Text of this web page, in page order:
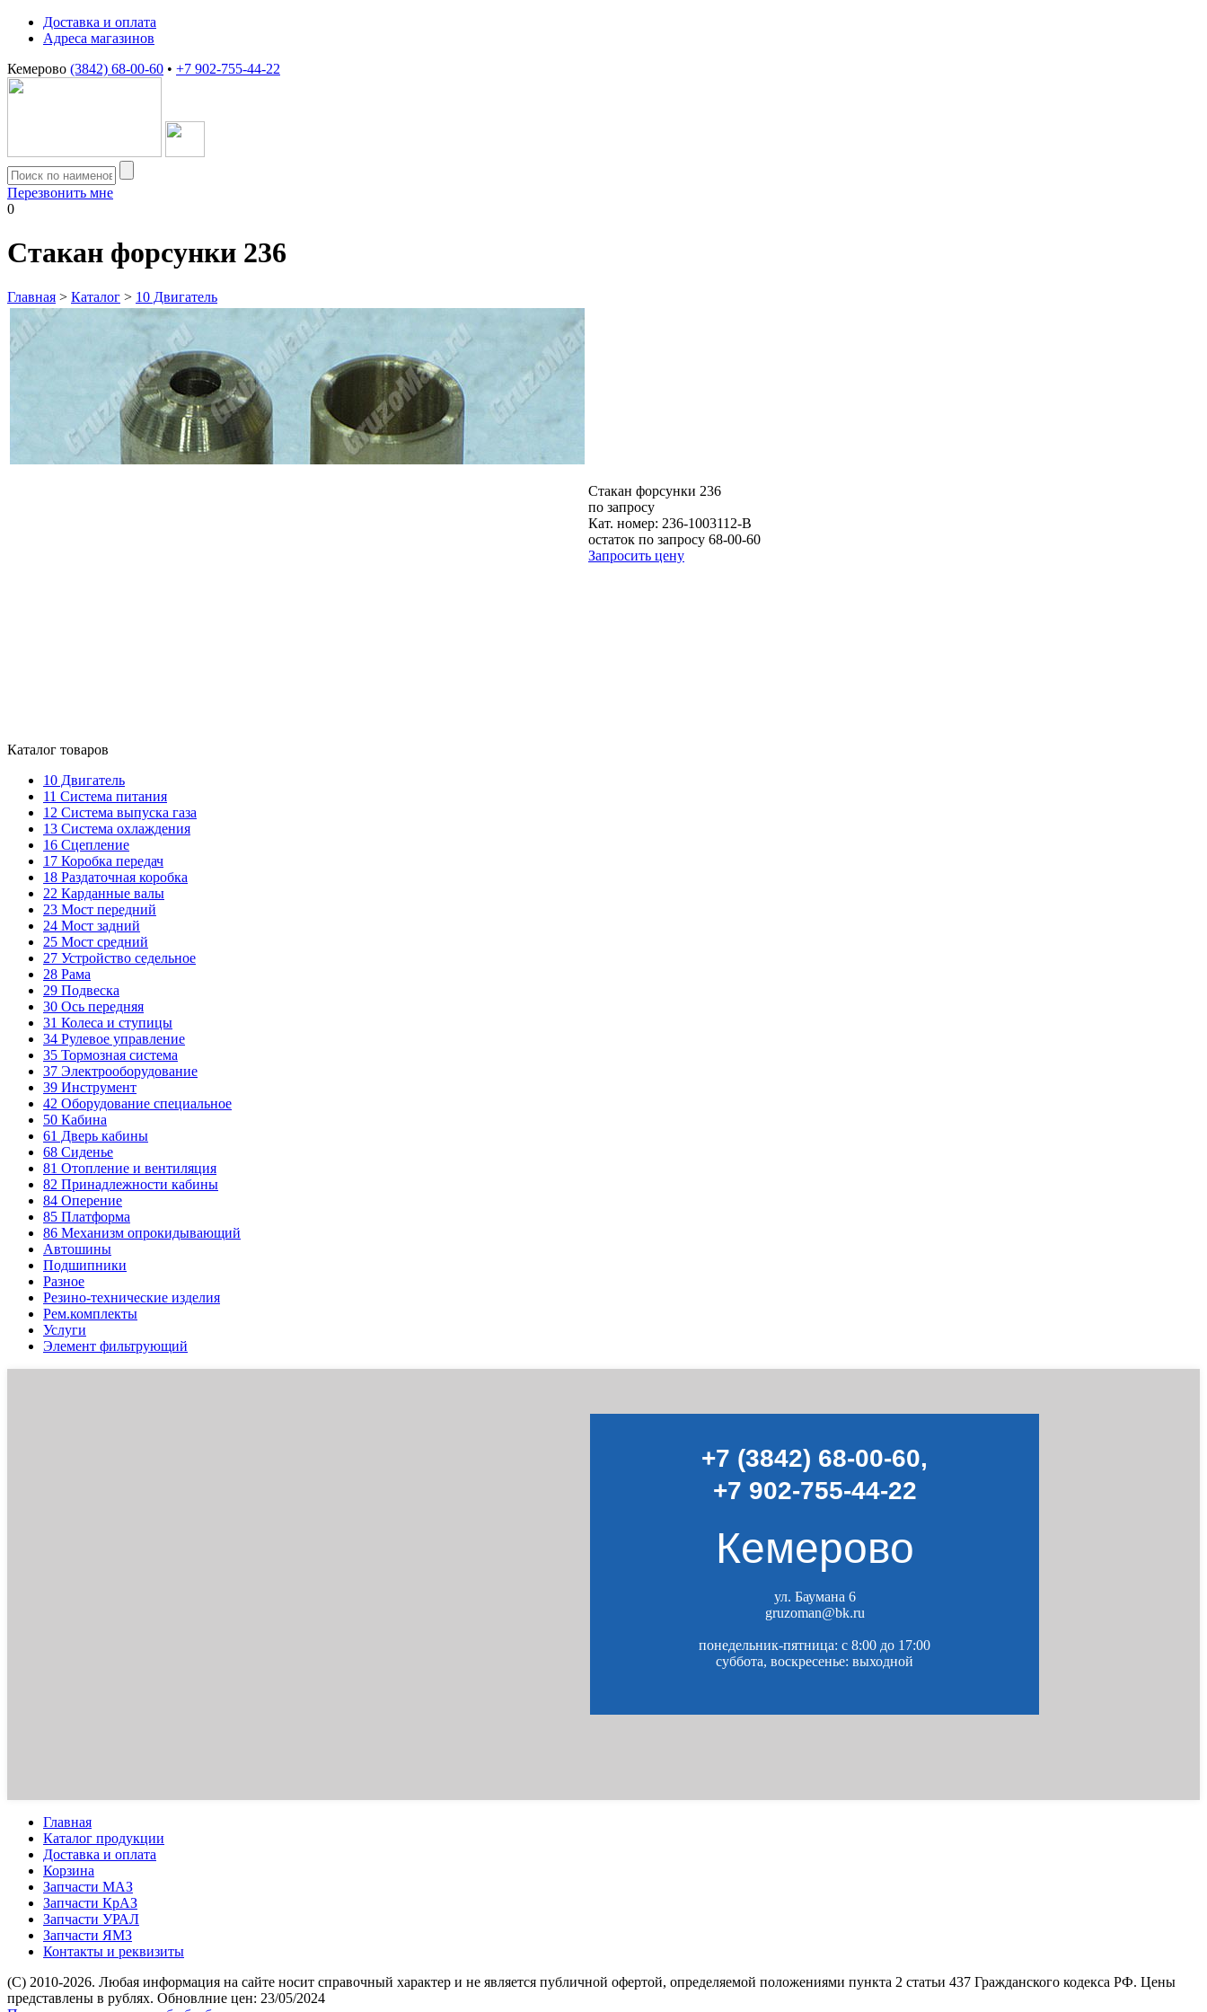
Доставка и оплата
Адреса магазинов
Кемерово (3842) 68-00-60 • +7 902-755-44-22
Перезвонить мне
0
Стакан форсунки 236
Главная > Каталог > 10 Двигатель
Стакан форсунки 236
по запросу
Кат. номер: 236-1003112-В
остаток по запросу 68-00-60
Запросить цену
Каталог товаров
10 Двигатель
11 Система питания
12 Система выпуска газа
13 Система охлаждения
16 Сцепление
17 Коробка передач
18 Раздаточная коробка
22 Карданные валы
23 Мост передний
24 Мост задний
25 Мост средний
27 Устройство седельное
28 Рама
29 Подвеска
30 Ось передняя
31 Колеса и ступицы
34 Рулевое управление
35 Тормозная система
37 Электрооборудование
39 Инструмент
42 Оборудование специальное
50 Кабина
61 Дверь кабины
68 Сиденье
81 Отопление и вентиляция
82 Принадлежности кабины
84 Оперение
85 Платформа
86 Механизм опрокидывающий
Автошины
Подшипники
Разное
Резино-технические изделия
Рем.комплекты
Услуги
Элемент фильтрующий
+7 (3842) 68-00-60,
+7 902-755-44-22
Кемерово
ул. Баумана 6
gruzoman@bk.ru
понедельник-пятница: c 8:00 до 17:00
суббота, воскресенье: выходной
Главная
Каталог продукции
Доставка и оплата
Корзина
Запчасти МАЗ
Запчасти КрАЗ
Запчасти УРАЛ
Запчасти ЯМЗ
Контакты и реквизиты
(C) 2010-2026. Любая информация на сайте носит справочный характер и не является публичной офертой, определяемой положениями пункта 2 статьи 437 Гражданского кодекса РФ. Цены
представлены в рублях. Обновлние цен: 23/05/2024